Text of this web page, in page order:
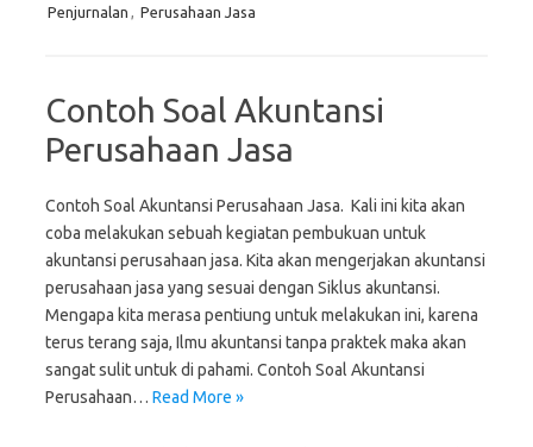
Penjurnalan , Perusahaan Jasa
Contoh Soal Akuntansi
Perusahaan Jasa
Contoh Soal Akuntansi Perusahaan Jasa. Kali ini kita akan
coba melakukan sebuah kegiatan pembukuan untuk
akuntansi perusahaan jasa. Kita akan mengerjakan akuntansi
perusahaan jasa yang sesuai dengan Siklus akuntansi.
Mengapa kita merasa pentiung untuk melakukan ini, karena
terus terang saja, Ilmu akuntansi tanpa praktek maka akan
sangat sulit untuk di pahami. Contoh Soal Akuntansi
Perusahaan… Read More »